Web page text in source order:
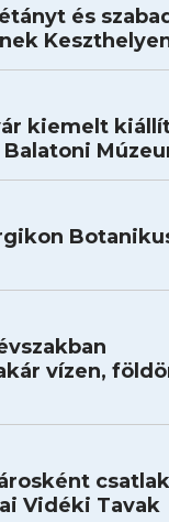
és
kiemelt
vízen,
Vidéki Tavak